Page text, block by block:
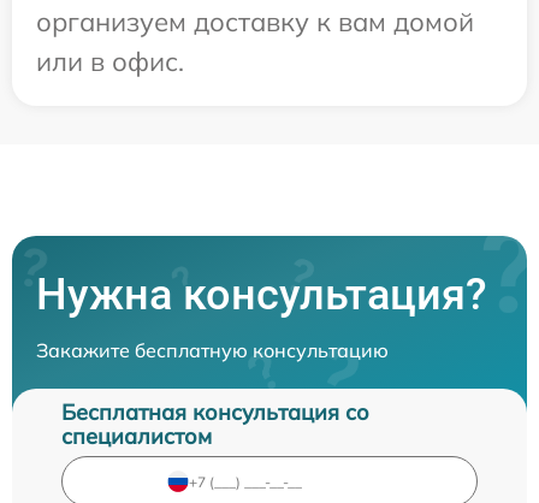
организуем доставку к вам домой
или в офис.
Нужна консультация?
Закажите бесплатную консультацию
Бесплатная консультация со
специалистом